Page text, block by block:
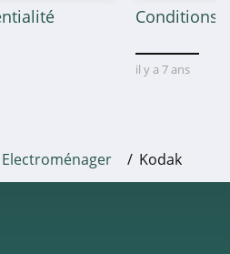
4.1
XP-Pen
Conditions
il y a 7 ans
Kodak